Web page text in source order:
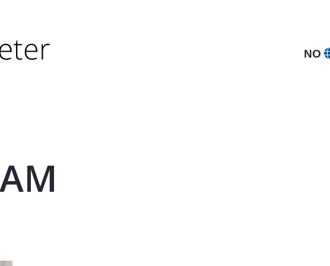
eller - (minus) for å forminske.
eller - (minus) for å forminske.
NO